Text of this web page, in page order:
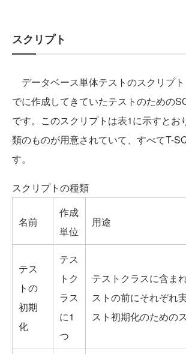
スクリプト
データベース単体テストのスクリプ
でに作成してきていたテストのための
です。このスクリプトは表1に示すとお
類のものが用意されていて、すべてT-
す。
スクリプトの種類
名前
作成
単位
用途
テス
トの
初期
化
テス
トク
ラス
に1
つ
テストクラスに含ま
ストの前にそれぞれ
スト初期化のための